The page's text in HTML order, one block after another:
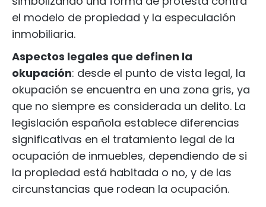
el modelo de propiedad y la especulación
inmobiliaria.
Aspectos legales que definen la
okupación: desde el punto de vista legal, la
okupación se encuentra en una zona gris, ya
que no siempre es considerada un delito. La
legislación española establece diferencias
significativas en el tratamiento legal de la
ocupación de inmuebles, dependiendo de si
la propiedad está habitada o no, y de las
circunstancias que rodean la ocupación.